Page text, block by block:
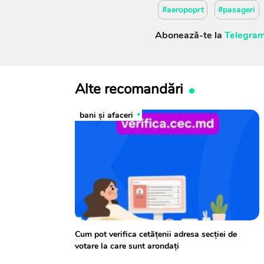
#aeropoprt #pasageri
Abonează-te la
Alte recomandări
bani și afaceri
Cum pot verifica cetățenii adresa secției de
votare la care sunt arondați